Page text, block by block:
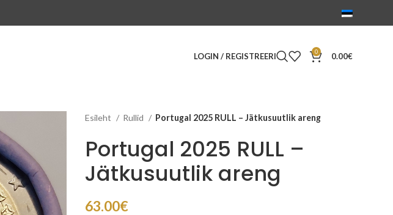
LOGIN / REGISTREERI 0 0.00€
Esileht Rullid Portugal 2025 RULL – Jätkusuutlik areng
Portugal 2025 RULL –
Jätkusuutlik areng
63.00€